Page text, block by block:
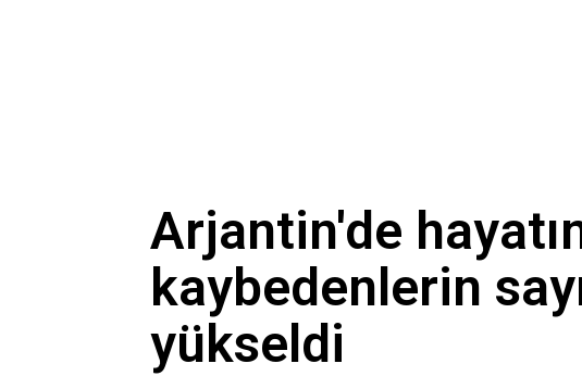
Arjantin'de
kaybedenlerin
yükseldi